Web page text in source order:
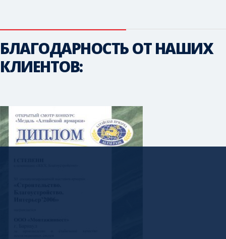
БЛАГОДАРНОСТЬ ОТ НАШИХ
КЛИЕНТОВ: